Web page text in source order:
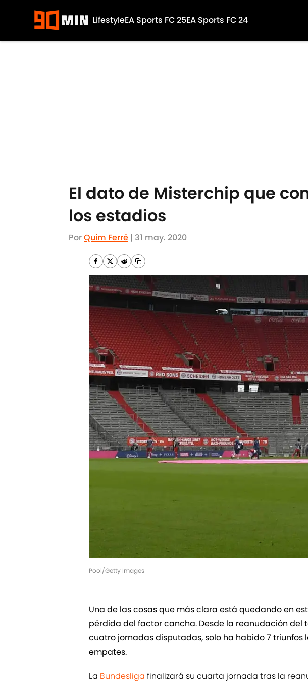
LifestyleEA Sports FC 25EA Sports FC 24
El dato de Misterchip que
los estadios
PorQuim Ferré | 31 may. 2020
Pool/Getty Images
Una de las cosas que más clara está quedando en
pérdida del factor cancha. Desde la reanudación del
cuatro jornadas disputadas, solo ha habido 7 triunfos
empates.
La Bundesliga finalizará su cuarta jornada tras la